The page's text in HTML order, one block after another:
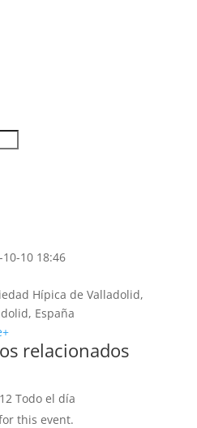
10 18:46
Hípica de Valladolid,
España
relacionados
Todo el día
this event.